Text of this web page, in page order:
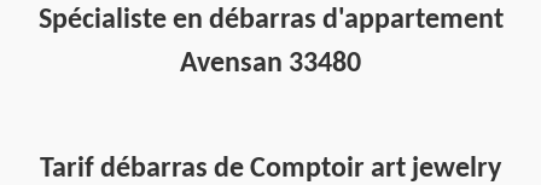
Spécialiste en débarras d'appartement
Avensan 33480
Tarif débarras de Comptoir art jewelry